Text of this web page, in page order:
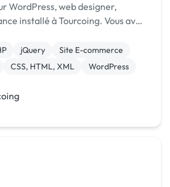
WordPress, web designer,
à Tourcoing. Vous avez
affichage numérique, réseaux
jQuery
Site E-commerce
CSS, HTML, XML WordPress